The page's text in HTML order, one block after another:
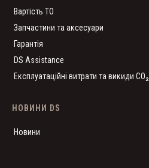
Вартість ТО
Запчастини та аксесуари
Гарантія
DS Assistance
Експлуатаційні витрати та викиди CO₂
НОВИНИ DS
Новини